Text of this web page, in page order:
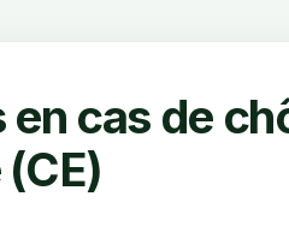
cas de